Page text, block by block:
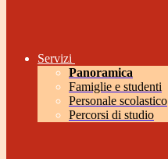
Servizi
Panoramica
Famiglie e studenti
Personale scolastico
Percorsi di studio